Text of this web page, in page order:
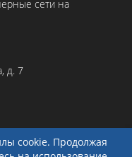
д. 7
cookie. Продолжая